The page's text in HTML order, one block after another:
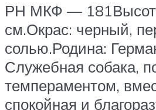
РН МКФ —
см.Окрас: черный,
солью.Родина:
Служебная собака,
темпераментом,
спокойная и